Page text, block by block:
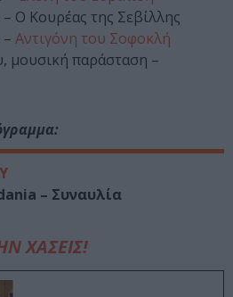
Ο Κουρέας της Σεβίλλης
Αντιγόνη του Σοφοκλή
μουσική παράσταση –
– Συναυλία
ΧΑΣΕΙΣ!